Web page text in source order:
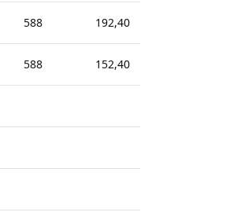
588 192,40
588 152,40